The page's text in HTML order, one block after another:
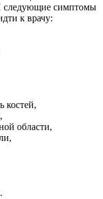
следующие симптомы
к врачу:
костей,
области,